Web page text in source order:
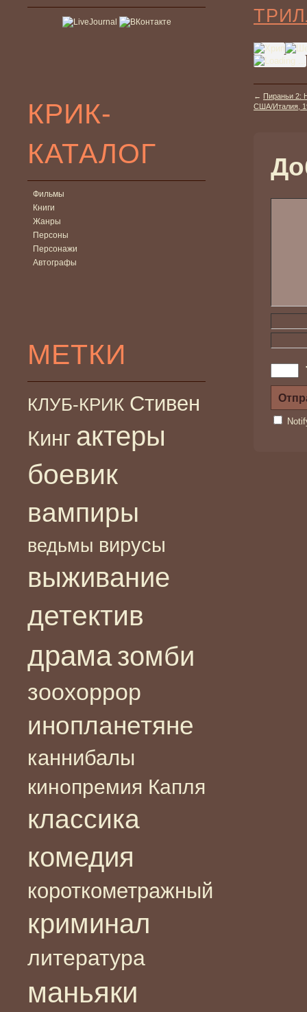
КРИК-
КАТАЛОГ
Фильмы
Книги
Жанры
Персоны
Персонажи
Автографы
МЕТКИ
КЛУБ-КРИК Стивен
Кинг актеры
боевик
вампиры
ведьмы вирусы
выживание
детектив
драма зомби
зоохоррор
инопланетяне
каннибалы
кинопремия Капля
классика
комедия
короткометражный
криминал
литература
маньяки
← Пираньи 2:
США/Италия,